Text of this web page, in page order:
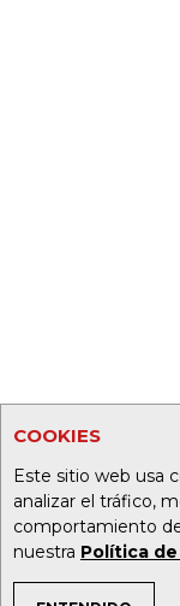
COOKIES
Este sitio web usa
analizar el tráfico,
comportamiento
nuestra Política